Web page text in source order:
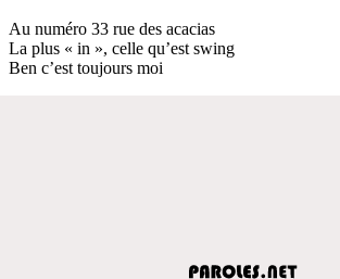
Au numéro 33 rue des acacias
La plus « in », celle qu’est swing
Ben c’est toujours moi